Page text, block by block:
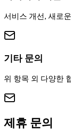
서비스 개선, 새로
기타 문의
위 항목 외 다양한
제휴 문의